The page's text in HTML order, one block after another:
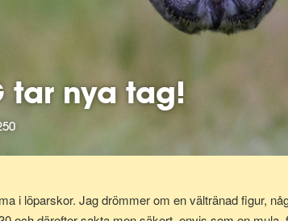
tar nya tag!
i löparskor. Jag drömmer om en vältränad figur,